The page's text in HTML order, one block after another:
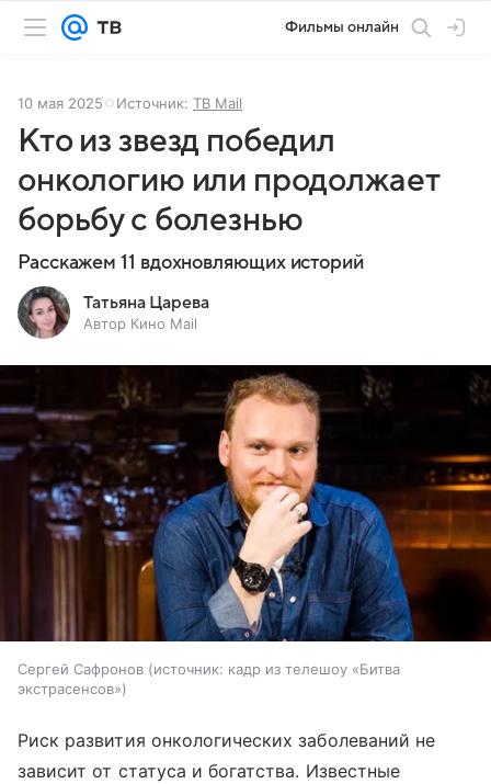
Фильмы онлайн
10 мая 2025 Источник: ТВ Mail
Кто из звезд победил
онкологию или продолжает
борьбу с болезнью
Расскажем 11 вдохновляющих историй
Татьяна Царева
Автор Кино Mail
Сергей Сафронов источник: кадр из телешоу «Битва
экстрасенсов»
Риск развития онкологических заболеваний не
зависит от статуса и богатства. Известные